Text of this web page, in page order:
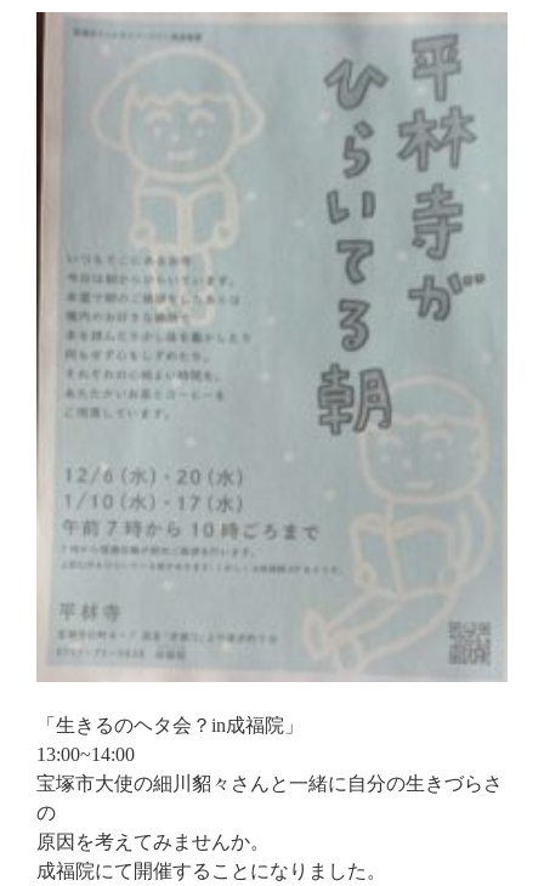
「生きるのヘタ会？in成福院」
13:00~14:00
宝塚市大使の細川貂々さんと一緒に自分の生きづらさ
の
原因を考えてみませんか。
成福院にて開催することになりました。